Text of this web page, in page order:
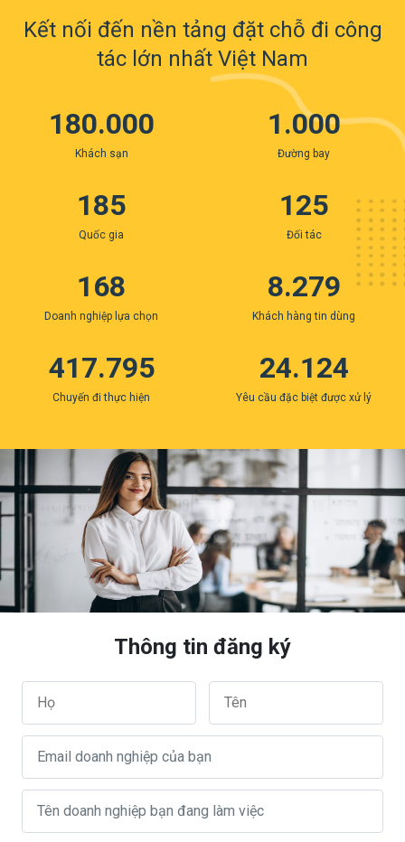
Kết nối đến nền tảng đặt chỗ đi công
tác lớn nhất Việt Nam
180.000
Khách sạn
1.000
Đường bay
185
Quốc gia
125
Đối tác
168
Doanh nghiệp lựa chọn
8.279
Khách hàng tin dùng
417.795
Chuyến đi thực hiện
24.124
Yêu cầu đặc biệt được xử lý
Thông tin đăng ký